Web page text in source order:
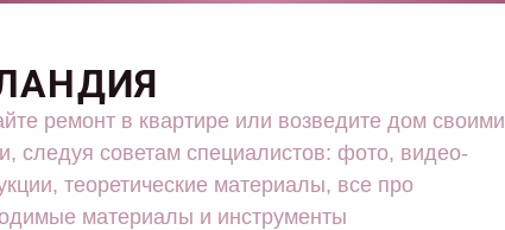
ремонт в квартире или возведите дом своими
следуя советам специалистов: фото, видео-
теоретические материалы, все про
материалы и инструменты